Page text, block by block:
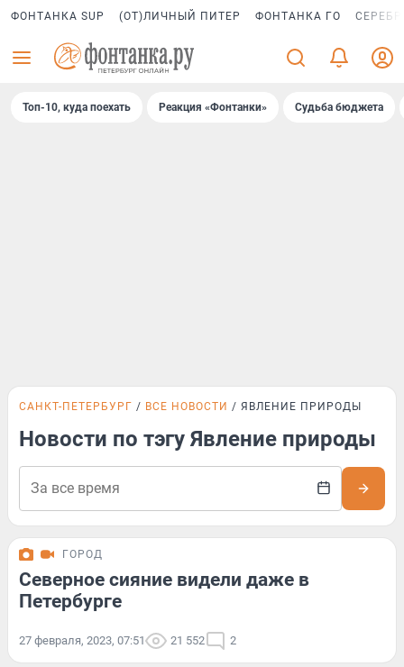
ФОНТАНКА SUP (ОТ)ЛИЧНЫЙ ПИТЕР ФОНТАНКА ГО
Топ-10, куда поехать Реакция «Фонтанки» Судьба бюджета
САНКТ-ПЕТЕРБУРГ ВСЕ НОВОСТИ ЯВЛЕНИЕ ПРИРОДЫ
Новости по тэгу Явление природы
ГОРОД
Северное сияние видели даже в
Петербурге
27 февраля, 2023, 07:51 21 552 2